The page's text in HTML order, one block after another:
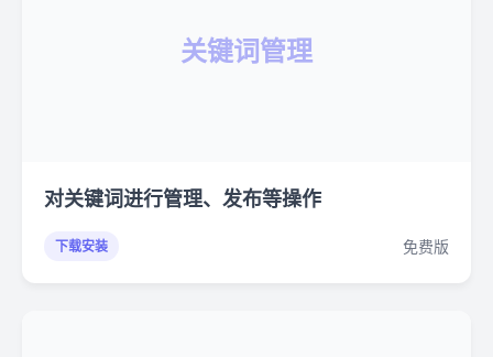
关键词管理
对关键词进行管理、发布等操作
下载安装 免费版